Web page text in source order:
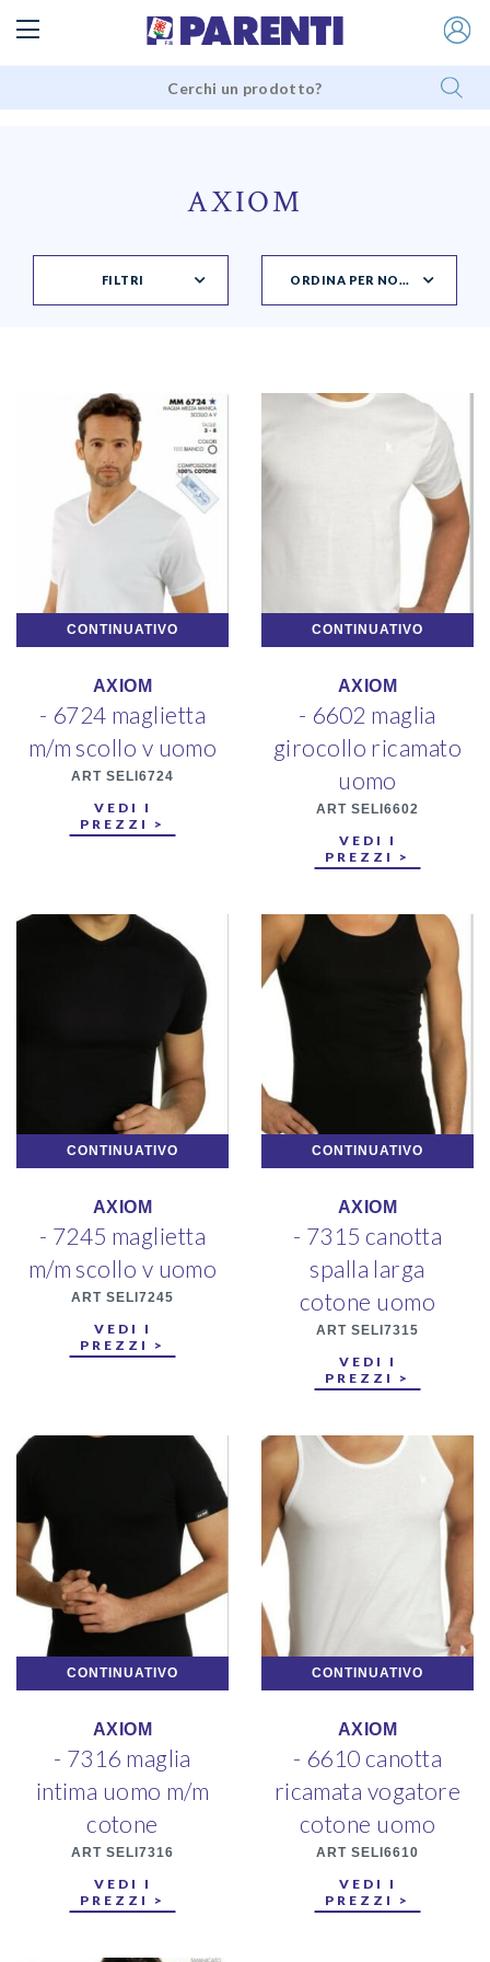
AXIOM
FILTRI ORDINA PER NOVITÀ
CONTINUATIVO
AXIOM
- 6724 maglietta
m/m scollo v uomo
ART SELI6724
VEDI I
PREZZI >
CONTINUATIVO
AXIOM
- 6602 maglia
girocollo ricamato
uomo
ART SELI6602
VEDI I
PREZZI >
CONTINUATIVO
AXIOM
- 7245 maglietta
m/m scollo v uomo
ART SELI7245
VEDI I
PREZZI >
CONTINUATIVO
AXIOM
- 7315 canotta
spalla larga
cotone uomo
ART SELI7315
VEDI I
PREZZI >
CONTINUATIVO
AXIOM
- 7316 maglia
intima uomo m/m
cotone
ART SELI7316
VEDI I
PREZZI >
CONTINUATIVO
AXIOM
- 6610 canotta
ricamata vogatore
cotone uomo
ART SELI6610
VEDI I
PREZZI >